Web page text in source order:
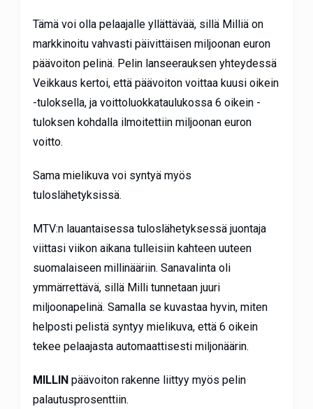
Tämä voi olla pelaajalle yllättävää, sillä Milliä on
markkinoitu vahvasti päivittäisen miljoonan euron
päävoiton pelinä. Pelin lanseerauksen yhteydessä
Veikkaus kertoi, että päävoiton voittaa kuusi oikein
-tuloksella, ja voittoluokkataulukossa 6 oikein -
tuloksen kohdalla ilmoitettiin miljoonan euron
voitto.
Sama mielikuva voi syntyä myös
tuloslähetyksissä.
MTV:n lauantaisessa tuloslähetyksessä juontaja
viittasi viikon aikana tulleisiin kahteen uuteen
suomalaiseen millinääriin. Sanavalinta oli
ymmärrettävä, sillä Milli tunnetaan juuri
miljoonapelinä. Samalla se kuvastaa hyvin, miten
helposti pelistä syntyy mielikuva, että 6 oikein
tekee pelaajasta automaattisesti miljonäärin.
MILLINpäävoiton rakenne liittyy myös pelin
palautusprosenttiin.